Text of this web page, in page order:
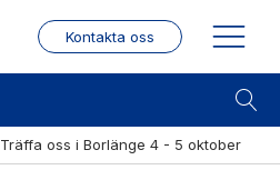
Kontakta oss
Träffa oss i Borlänge 4 - 5 oktober